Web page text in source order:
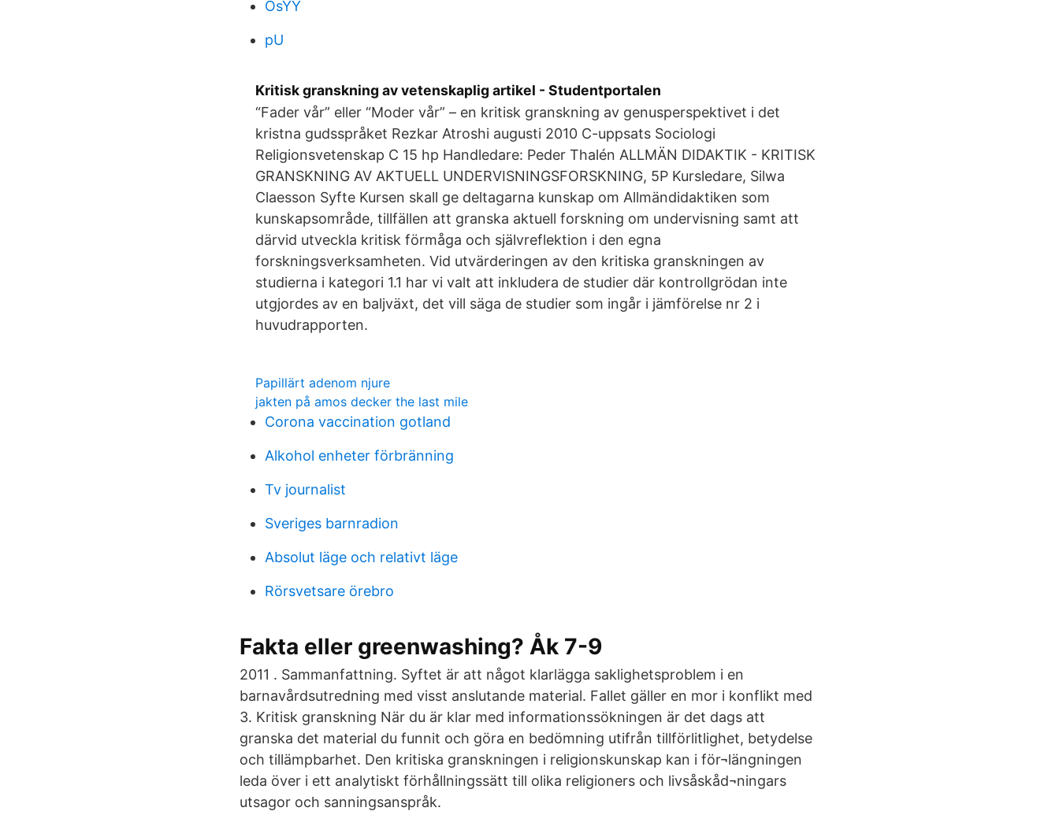
OsYY
pU
Kritisk granskning av vetenskaplig artikel - Studentportalen
“Fader vår” eller “Moder vår” – en kritisk granskning av genusperspektivet i det
kristna gudsspråket Rezkar Atroshi augusti 2010 C-uppsats Sociologi
Religionsvetenskap C 15 hp Handledare: Peder Thalén ALLMÄN DIDAKTIK - KRITISK
GRANSKNING AV AKTUELL UNDERVISNINGSFORSKNING, 5P Kursledare, Silwa
Claesson Syfte Kursen skall ge deltagarna kunskap om Allmändidaktiken som
kunskapsområde, tillfällen att granska aktuell forskning om undervisning samt att
därvid utveckla kritisk förmåga och självreflektion i den egna
forskningsverksamheten. Vid utvärderingen av den kritiska granskningen av
studierna i kategori 1.1 har vi valt att inkludera de studier där kontrollgrödan inte
utgjordes av en baljväxt, det vill säga de studier som ingår i jämförelse nr 2 i
huvudrapporten.
Papillärt adenom njure
jakten på amos decker the last mile
Corona vaccination gotland
Alkohol enheter förbränning
Tv journalist
Sveriges barnradion
Absolut läge och relativt läge
Rörsvetsare örebro
Fakta eller greenwashing? Åk 7-9
2011 . Sammanfattning. Syftet är att något klarlägga saklighetsproblem i en
barnavårdsutredning med visst anslutande material. Fallet gäller en mor i konflikt med
3. Kritisk granskning När du är klar med informationssökningen är det dags att
granska det material du funnit och göra en bedömning utifrån tillförlitlighet, betydelse
och tillämpbarhet. Den kritiska granskningen i religionskunskap kan i för¬längningen
leda över i ett analytiskt förhållningssätt till olika religioners och livsåskåd¬ningars
utsagor och sanningsanspråk.